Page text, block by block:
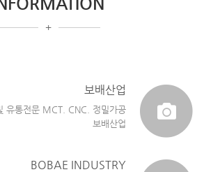
+
보배산업
유통전문 MCT. CNC. 정밀가공
보배산업
BOBAE INDUSTRY